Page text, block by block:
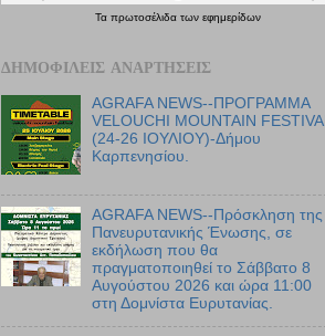
Τα πρωτοσέλιδα των εφημερίδων
ΔΗΜΟΦΙΛΕΊΣ ΑΝΑΡΤΉΣΕΙΣ
AGRAFA NEWS--ΠΡΟΓΡΑΜΜΑ
VELOUCHI MOUNTAIN FESTIVAL
(24-26 ΙΟΥΛΙΟΥ)-Δήμου
Καρπενησίου.
AGRAFA NEWS--Πρόσκληση της
Πανευρυτανικής Ένωσης, σε
εκδήλωση που θα
πραγματοποιηθεί το Σάββατο 8
Αυγούστου 2026 και ώρα 11:00
στη Δομνίστα Ευρυτανίας.